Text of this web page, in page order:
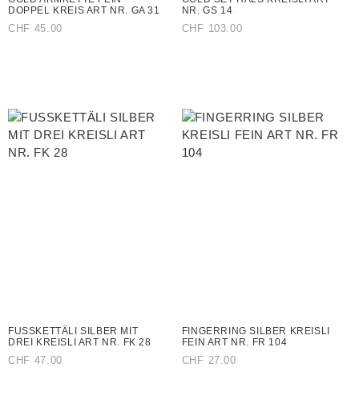
DOPPEL KREIS ART NR. GA 31
CHF 45.00
NR. GS 14
CHF 103.00
FUSSKETTÄLI SILBER MIT
DREI KREISLI ART NR. FK 28
CHF 47.00
FINGERRING SILBER KREISLI
FEIN ART NR. FR 104
CHF 27.00